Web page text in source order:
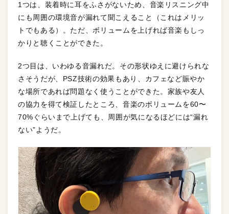
1つは、装着時に耳をふさがないため、音楽リスニング中
にも周囲の環境音が漏れて聞こえること（これはメリッ
トでもある）。ただ、ボリュームを上げれば音楽もしっ
かりと聴くことができた。
2つ目は、いわゆる音漏れだ。その形状ゆえに避けられな
さそうだが、PSZ技術の効果もあり、カフェなど賑やか
な場所であれば問題なく使うことができた。家族や友人
の協力を得て検証したところ、音楽のボリュームを60〜
70%ぐらいまで上げても、周囲が気になるほどには“漏れ
ない”ようだ。